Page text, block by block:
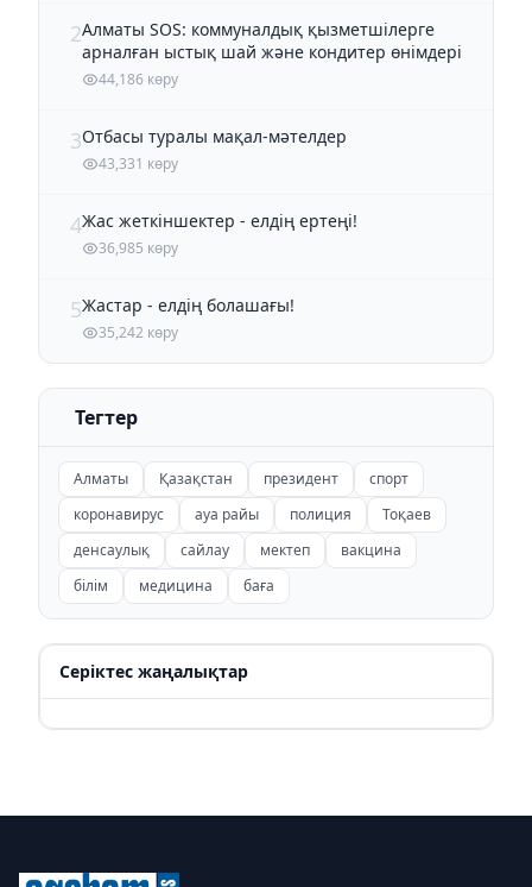
2Алматы SOS: коммуналдық қызметшілерге
арналған ыстық шай және кондитер өнімдері
44,186 көру
3Отбасы туралы мақал-мәтелдер
43,331 көру
4Жас жеткіншектер - елдің ертеңі!
36,985 көру
5Жастар - елдің болашағы!
35,242 көру
Тегтер
Алматы Қазақстан президент
спорт
коронавирус
ауа райы полиция
Тоқаев
денсаулық
сайлау мектеп
вакцина
білім
медицина баға
Серіктес жаңалықтар